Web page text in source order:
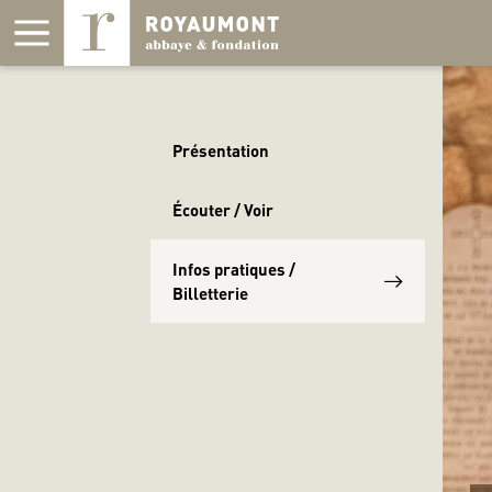
Présentation
Écouter / Voir
Infos pratiques /
Billetterie
Panneau de gestion des cookies